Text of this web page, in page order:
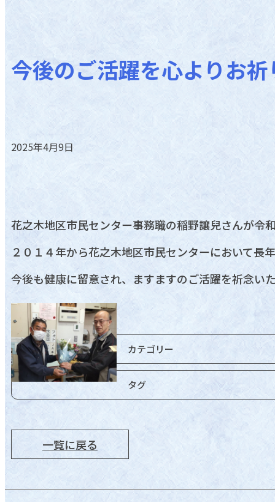
今後のご活躍を心よりお
2025年4月9日
花之木地区市民センター事務職の稲野讓兒さんが令
２０１４年から花之木地区市民センターにおいて
今後も健康に留意され、ますますのご活躍を祈念い
カテゴリー
タグ
一覧に戻る